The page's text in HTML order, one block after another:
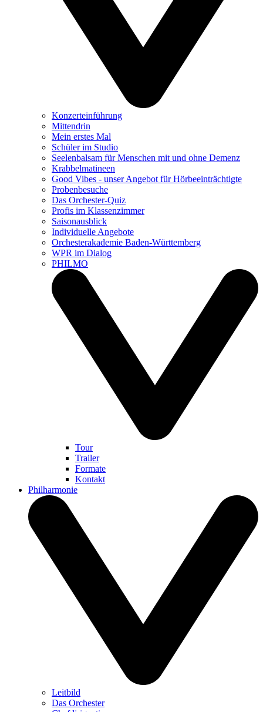
Konzerteinführung
Mittendrin
Mein erstes Mal
Schüler im Studio
Seelenbalsam für Menschen mit und ohne Demenz
Krabbelmatineen
Good Vibes - unser Angebot für Hörbeeinträchtigte
Probenbesuche
Das Orchester-Quiz
Profis im Klassenzimmer
Saisonausblick
Individuelle Angebote
Orchesterakademie Baden-Württemberg
WPR im Dialog
PHILMO
Tour
Trailer
Formate
Kontakt
Philharmonie
Leitbild
Das Orchester